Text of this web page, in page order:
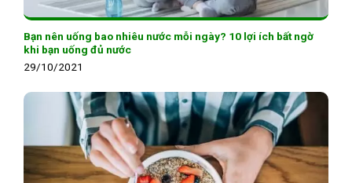
Bạn nên uống bao nhiêu nước mỗi ngày? 10 lợi ích bất ngờ
khi bạn uống đủ nước
29/10/2021